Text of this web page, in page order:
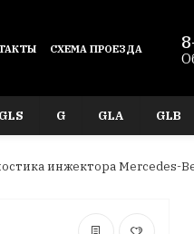
СХЕМА ПРОЕЗДА
GLS G GLA GLB
инжектора Mercedes-